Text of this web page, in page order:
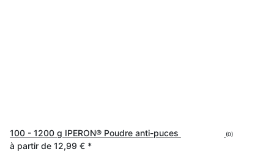
100 - 1200 g IPERON® Poudre anti-puces (0)
à partir de 12,99 € *